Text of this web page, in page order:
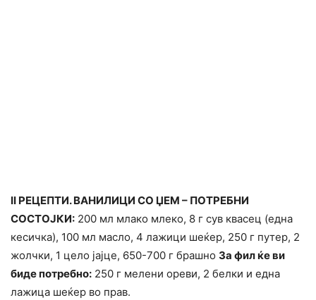
II РЕЦЕПТИ. ВАНИЛИЦИ СО ЏЕМ – ПОТРЕБНИ
СОСТОЈКИ: 200 мл млако млеко, 8 г сув квасец (една
кесичка), 100 мл масло, 4 лажици шеќер, 250 г путер, 2
жолчки, 1 цело јајце, 650-700 г брашно За фил ќе ви
биде потребно: 250 г мелени ореви, 2 белки и една
лажица шеќер во прав.